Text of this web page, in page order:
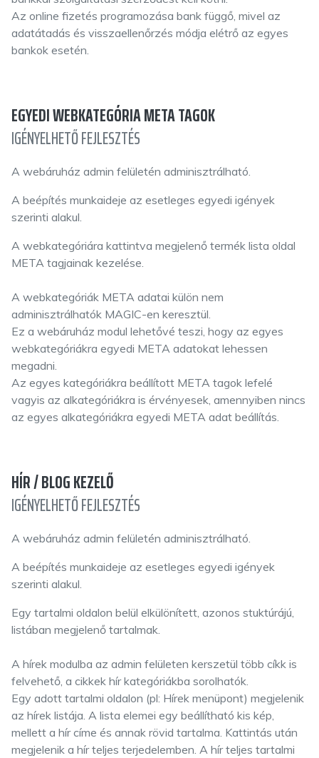
Az online fizetés programozása bank függő, mivel az
adatátadás és visszaellenőrzés módja elétrő az egyes
bankok esetén.
EGYEDI WEBKATEGÓRIA META TAGOK
IGÉNYELHETŐ FEJLESZTÉS
A webáruház admin felületén adminisztrálható.
A beépítés munkaideje az esetleges egyedi igények
szerinti alakul.
A webkategóriára kattintva megjelenő termék lista oldal
META tagjainak kezelése.
A webkategóriák META adatai külön nem
adminisztrálhatók MAGIC-en keresztül.
Ez a webáruház modul lehetővé teszi, hogy az egyes
webkategóriákra egyedi META adatokat lehessen
megadni.
Az egyes kategóriákra beállított META tagok lefelé
vagyis az alkategóriákra is érvényesek, amennyiben nincs
az egyes alkategóriákra egyedi META adat beállítás.
HÍR / BLOG KEZELŐ
IGÉNYELHETŐ FEJLESZTÉS
A webáruház admin felületén adminisztrálható.
A beépítés munkaideje az esetleges egyedi igények
szerinti alakul.
Egy tartalmi oldalon belül elkülönített, azonos stuktúrájú,
listában megjelenő tartalmak.
A hírek modulba az admin felületen kerszetül több cíkk is
felvehető, a cikkek hír kategóriákba sorolhatók.
Egy adott tartalmi oldalon (pl: Hírek menüpont) megjelenik
az hírek listája. A lista elemei egy beállítható kis kép,
mellett a hír címe és annak rövid tartalma. Kattintás után
megjelenik a hír teljes terjedelemben. A hír teljes tartalmi